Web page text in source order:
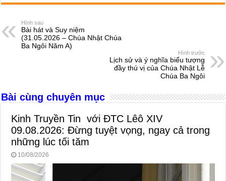
c
e
b
o
ss
n
g
at
A
p
e
d
s
er ail ar
Hình sau
Bài hát và Suy niệm
(31.05.2026 – Chúa Nhật Chúa
Ba Ngôi Năm A)
Hình trước
Lịch sử và ý nghĩa biểu tượng
đầy thú vị của Chúa Nhật Lễ
Chúa Ba Ngôi
Bài cùng chuyên mục
Kinh Truyền Tin với ĐTC Lêô XIV
09.08.2026: Đừng tuyệt vọng, ngay cả trong
những lúc tối tăm
10/08/2026